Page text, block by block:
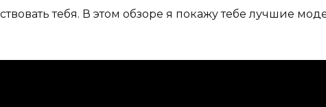
тебя. В этом обзоре я покажу тебе лучшие